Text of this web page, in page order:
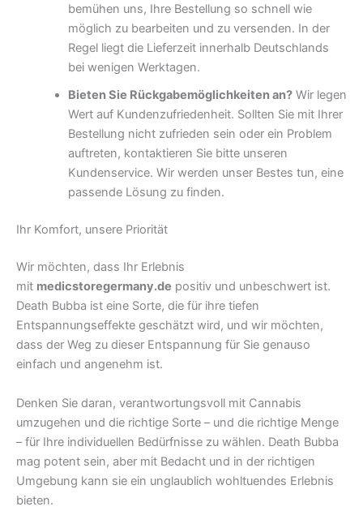
bemühen uns, Ihre Bestellung so schnell wie
möglich zu bearbeiten und zu versenden. In der
Regel liegt die Lieferzeit innerhalb Deutschlands
bei wenigen Werktagen.
Bieten Sie Rückgabemöglichkeiten an?Wir legen
Wert auf Kundenzufriedenheit. Sollten Sie mit Ihrer
Bestellung nicht zufrieden sein oder ein Problem
auftreten, kontaktieren Sie bitte unseren
Kundenservice. Wir werden unser Bestes tun, eine
passende Lösung zu finden.
Ihr Komfort, unsere Priorität
Wir möchten, dass Ihr Erlebnis
mit medicstoregermany.de positiv und unbeschwert ist.
Death Bubba ist eine Sorte, die für ihre tiefen
Entspannungseffekte geschätzt wird, und wir möchten,
dass der Weg zu dieser Entspannung für Sie genauso
einfach und angenehm ist.
Denken Sie daran, verantwortungsvoll mit Cannabis
umzugehen und die richtige Sorte – und die richtige Menge
– für Ihre individuellen Bedürfnisse zu wählen. Death Bubba
mag potent sein, aber mit Bedacht und in der richtigen
Umgebung kann sie ein unglaublich wohltuendes Erlebnis
bieten.